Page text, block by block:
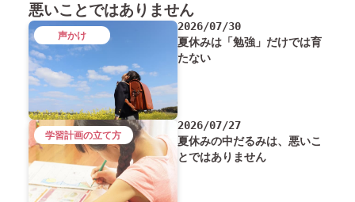
悪いことではありません
2026/07/30
夏休みは「勉強」だけでは育
たない
声かけ
2026/07/27
夏休みの中だるみは、悪いこ
とではありません
学習計画の立て方